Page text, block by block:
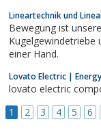
von Beckhoff steht
Steuerungs- und...
Lineartechnik und
Bewegung ist
Kugelgewindetriebe
einer Hand.
Lovato Electric |
lovato electric
1
2 3 4 5 6